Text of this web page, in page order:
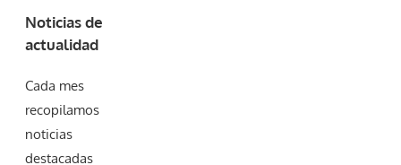
Noticias de
actualidad
Cada mes
recopilamos
noticias
destacadas